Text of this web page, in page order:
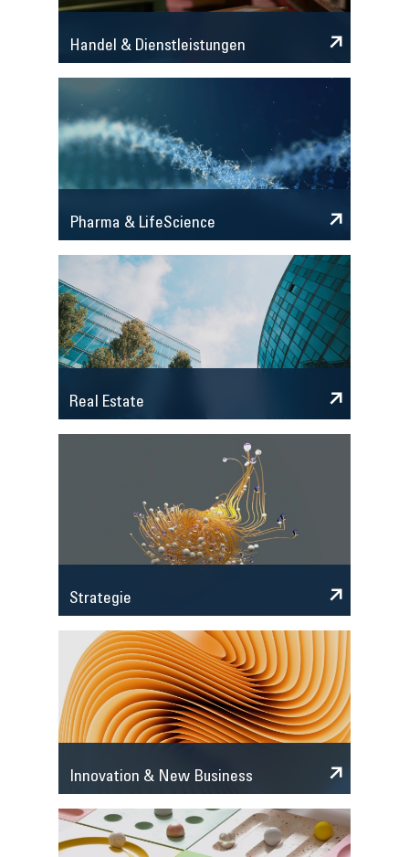
Handel & Dienstleistungen
Pharma & LifeScience
Real Estate
Strategie
Innovation & New Business